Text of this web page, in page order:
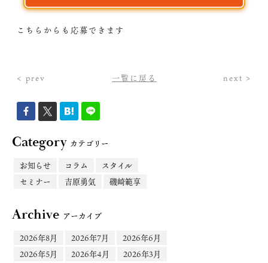
こちらからも応募できます
< prev 一覧に戻る next >
Categoryカテゴリー
お知らせ
コラム
スタイル
セミナー
吉原勇気 磯崎範享
Archive アーカイブ
2026年8月
2026年7月
2026年6月
2026年5月
2026年4月
2026年3月